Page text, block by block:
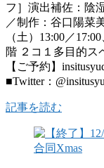
フ］演出補佐：陰
／制作：谷口陽菜
（土）13:00／
階 ２コ１多目的ス
【ご予約】
■Twitter：
記事を読む